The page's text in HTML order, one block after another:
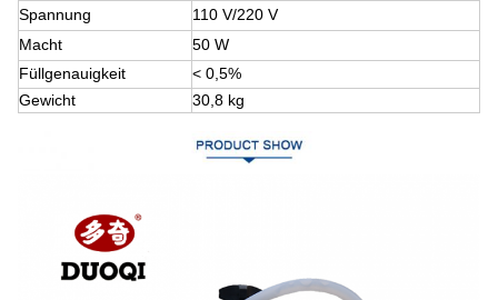
Spannung
110 V/220 V
Macht
50 W
Füllgenauigkeit
< 0,5%
Gewicht
30,8 kg